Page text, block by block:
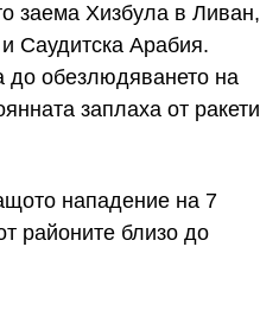
заема Хизбула в Ливан,
Саудитска Арабия.
до обезлюдяването на
заплаха от ракети
нападение на 7
районите близо до